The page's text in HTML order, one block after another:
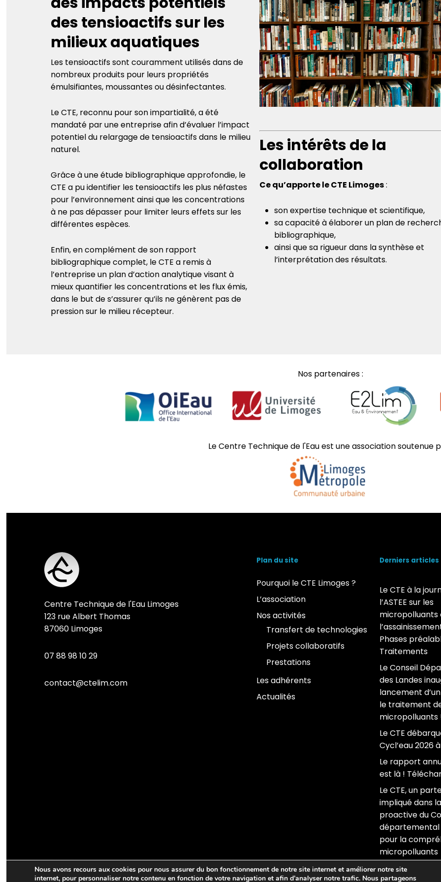
des tensioactifs sur les
milieux aquatiques
Les tensioactifs sont couramment utilisés dans de
nombreux produits pour leurs propriétés
émulsifiantes, moussantes ou désinfectantes.
Le CTE, reconnu pour son impartialité, a été
mandaté par une entreprise afin d’évaluer l’impact
potentiel du relargage de tensioactifs dans le milieu
naturel.
Grâce à une étude bibliographique approfondie, le
CTE a pu identifier les tensioactifs les plus néfastes
pour l’environnement ainsi que les concentrations
à ne pas dépasser pour limiter leurs effets sur les
différentes espèces.
Enfin, en complément de son rapport
bibliographique complet, le CTE a remis à
l’entreprise un plan d’action analytique visant à
mieux quantifier les concentrations et les flux émis,
dans le but de s’assurer qu’ils ne génèrent pas de
pression sur le milieu récepteur.
Les intérêts de la
collaboration
Ce qu’apporte le CTE Limoges:
son expertise technique et scientifique,
sa capacité à élaborer un plan de
bibliographique,
ainsi que sa rigueur dans la synthèse et
l’interprétation des résultats.
Nos partenaires :
Le Centre Technique de l'Eau est une association soutenue
Centre Technique de l'Eau Limoges
123 rue Albert Thomas
87060 Limoges
07 88 98 10 29
contact@ctelim.com
Plan du site
Pourquoi le CTE Limoges ?
L’association
Nos activités
Transfert de technologies
Projets collaboratifs
Prestations
Les adhérents
Actualités
Derniers articles
Le CTE à la
l’ASTEE sur les
micropolluants
Phases
Traitements
Le Conseil
des Landes
lancement
le traitement
micropolluants
Le CTE
Cycl’eau 2026
Le rapport
est là !
Le CTE, un
impliqué dans
proactive du
départemental
pour la
micropolluants
Nous avons recours aux cookies pour nous assurer du bon fonctionnement de notre site internet et améliorer notre site
internet, pour personnaliser notre contenu en fonction de votre navigation et afin d’analyser notre trafic. Nous partageons